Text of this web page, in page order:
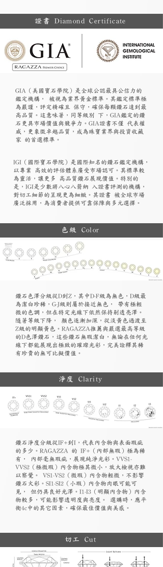
證書 Diamond Certificate
GIA（美國寶石學院）是全球公認最具公信力的
鑑定機構， 被視為業界黃金標準。其鑑定標準極
為嚴謹，評定精確且 保守，確保每顆鑽石達到最
高品質。這意味著，同等級別 下，GIA鑑定的鑽
石更具市場價值與競爭力。GIA證書不僅 代表權
威，更象徵卓越品質，成為珠寶業界與投資收藏
家 的首選標準。
​IGI（國際寶石學院）是國際知名的鑽石鑑定機構，
以專業 高效的評估體系廣受市場認可。其標準較
為靈活，讓更多 高品質鑽石展現價值。特別的
是，IGI是少數將八心八箭納 入證書評測的機構，
對切工細節的呈現更為細緻。其證書 被全球市場
廣泛採用，為消費者提供可靠保障與多元選擇。
色級 Color
鑽石色澤分級從D到Z，其中D-F級為無色，D級最
為潔白珍稀，G-J級則屬於接近無色， 帶有極輕
微的色調，但在特定光線下依然保持剔透亮澤。
隨著等級下降， 顏色逐漸加深，從淡黃色過渡至
Z級的明顯黃色。RAGAZZA推薦與嚴選最高等級
的D色澤鑽石，這些鑽石無瑕潔白，無論在任何光
線下都能展現出極致的璀璨光彩，完美詮釋其稀
有珍貴的無可比擬價值。
淨度 Clarity
鑽石淨度分級從IF+到I，代表內含物與表面瑕疵
的多少。RAGAZZA 的 IF+（內部無瑕）極為稀
有， 內部毫無瑕疵，展現純淨光彩。VVS1-
VVS2（極微瑕）內含物極其微小，放大檢視亦難
以察覺。 VS1-VS2（微瑕）內含物輕微，不影響
鑽石火彩。SI1-SI2（小瑕）內含物肉眼可能可
見， 但仍具良好光澤。I1-I3（明顯內含物）內含
物較多，可能影響透明度與亮度。 選購時，應平
衡4c中的其它因素，確保最佳價值與美感。
切工 Cut